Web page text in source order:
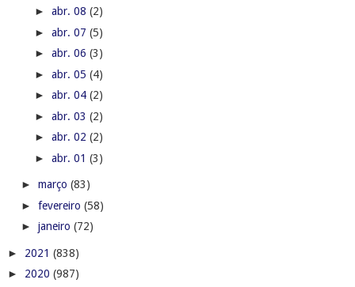
► abr. 08 (2)
► abr. 07 (5)
► abr. 06 (3)
► abr. 05 (4)
► abr. 04 (2)
► abr. 03 (2)
► abr. 02 (2)
► abr. 01 (3)
► março (83)
► fevereiro (58)
► janeiro (72)
► 2021 (838)
► 2020 (987)